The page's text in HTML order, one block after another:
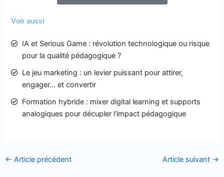
Voir aussi
IA et Serious Game : révolution technologique ou risque
pour la qualité pédagogique ?
Le jeu marketing : un levier puissant pour attirer,
engager… et convertir
Formation hybride : mixer digital learning et supports
analogiques pour décupler l’impact pédagogique
← Article précédent Article suivant →